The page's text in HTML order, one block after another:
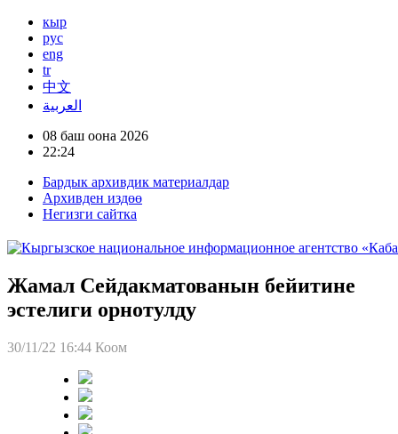
кыр
рус
eng
tr
中文
العربية
08 баш оона 2026
22:24
Бардык архивдик материалдар
Архивден издөө
Негизги сайтка
Жамал Сейдакматованын бейитине
эстелиги орнотулду
30/11/22 16:44 Коом